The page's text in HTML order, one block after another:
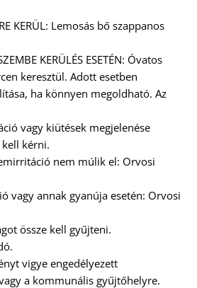
KERÜL: Lemosás bő szappanos
KERÜLÉS ESETÉN: Óvatos
keresztül. Adott esetben
ha könnyen megoldható. Az
vagy kiütések megjelenése
kérni.
nem múlik el: Orvosi
vagy annak gyanúja esetén: Orvosi
össze kell gyűjteni.
vigye engedélyezett
a kommunális gyűjtőhelyre.